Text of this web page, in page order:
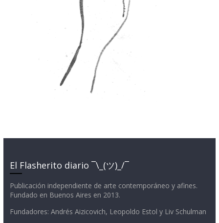
El Flasherito diario ¯\_(ツ)_/¯
Publicación independiente de arte contemporáneo y afines.
Fundado en Buenos Aires en 2013.
Fundadores: Andrés Aizicovich, Leopoldo Estol y Liv Schulman